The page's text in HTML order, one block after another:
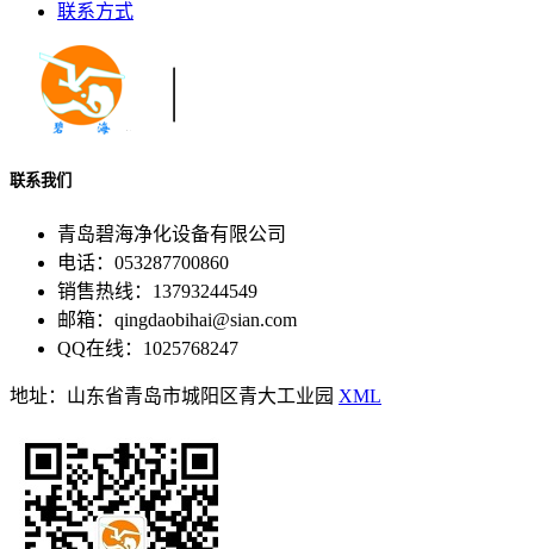
联系方式
联系我们
青岛碧海净化设备有限公司
电话：053287700860
销售热线：13793244549
邮箱：qingdaobihai@sian.com
QQ在线：1025768247
地址：山东省青岛市城阳区青大工业园 XML